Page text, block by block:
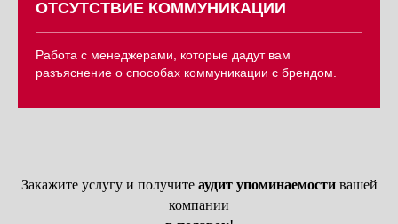
ОТСУТСТВИЕ КОММУНИКАЦИИ
Работа с менеджерами, которые дадут вам
разъяснение о способах коммуникации с брендом.
Закажите услугу и получите аудит упоминаемостивашей
компании